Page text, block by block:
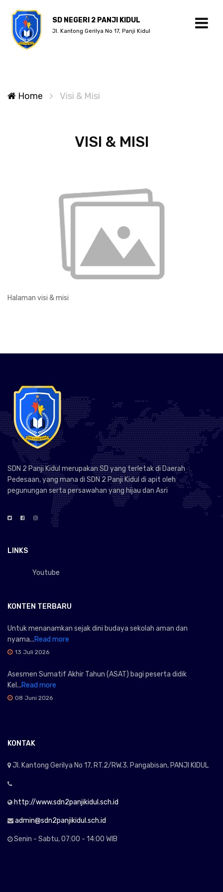
SD NEGERI 2 PANJI KIDUL
Jl. Kantong Gerilya No 17, Panji Kidul
Home Visi & Misi
VISI & MISI
Halaman visi & misi
SDN 2 Panji Kidul merupakan SD yang terletak di Daerah
Pedesaan, yang mana di SDN 2 Panji Kidul di apit oleh
pegunungan serta persawahan yang hijau dan Asri
LINKS
Youtube
KONTEN TERBARU
Untuk menanamkan sejak dini budaya sekolah aman dan
nyama...Read more
13 Juli 2026
Asesmen Sumatif Akhir Tahun (ASAT) bagi peserta didik
Kel...Read more
08 Juni 2026
KONTAK
Jl. Kantong Gerilya No 17, RT.2/RW.3. Pangabisan, PANJI KIDUL
http://www.sdn2panjikidul.sch.id
admin@sdn2panjikidul.sch.id
Senin - Sabtu, 07:00 - 14:00 WIB